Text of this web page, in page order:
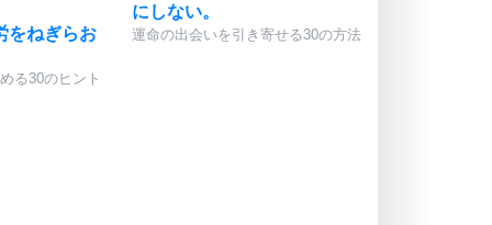
をねぎらお
る30のヒント
にしない。
運命の出会いを引き寄せる30の方法